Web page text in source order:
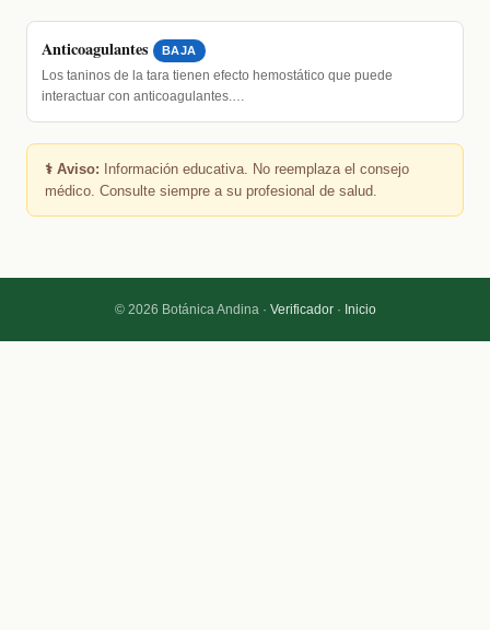
Anticoagulantes BAJA
Los taninos de la tara tienen efecto hemostático que puede
interactuar con anticoagulantes.…
⚕️ Aviso: Información educativa. No reemplaza el consejo
médico. Consulte siempre a su profesional de salud.
© 2026 Botánica Andina · Verificador· Inicio